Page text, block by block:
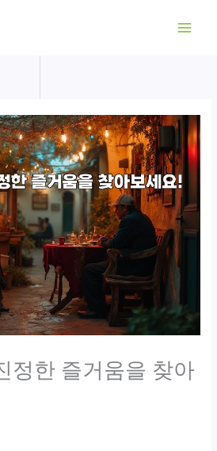
정한 즐거움을 찾아